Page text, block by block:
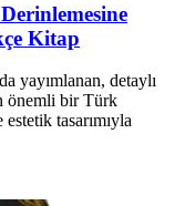
Kitap
yayımlanan, detaylı
önemli bir Türk
tasarımıyla